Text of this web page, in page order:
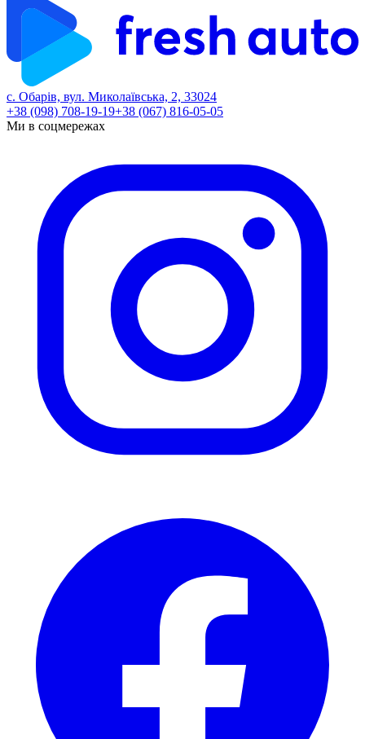
с. Обарів, вул. Миколаївська, 2, 33024
+38 (098) 708-19-19+38 (067) 816-05-05
Ми в соцмережах